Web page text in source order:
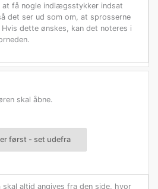
at få nogle indlægsstykker indsat
det ser ud som om, at sprosserne
Hvis dette ønskes, kan det noteres i
skal åbne.
skal altid angives fra den side, hvor